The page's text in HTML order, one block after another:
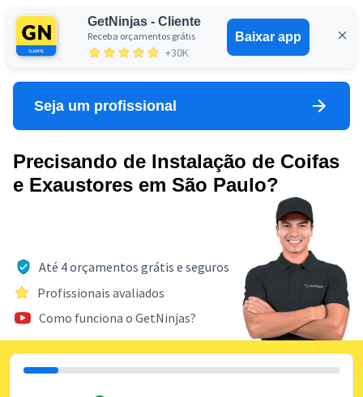
GetNinjas - Cliente
Receba orçamentos grátis
+30K
Baixar app
Entrar
Seja um profissional
Precisando de Instalação de Coifas
e Exaustores em São Paulo?
Até 4 orçamentos grátis e seguros
Profissionais avaliados
Como funciona o GetNinjas?